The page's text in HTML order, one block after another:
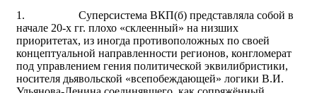
1.
Суперсистема ВКП(б) представляла собой в
начале 20-х гг. плохо «склеенный» на низших
приоритетах, из иногда противоположных по своей
концептуальной направленности регионов, конгломерат
под управлением гения политической эквилибристики,
носителя дьявольской «всепобеждающей» логики В.И.